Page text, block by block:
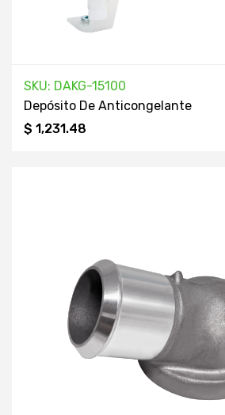
SKU: DAKG-15100
Depósito De Anticongelante
$ 1,231.48